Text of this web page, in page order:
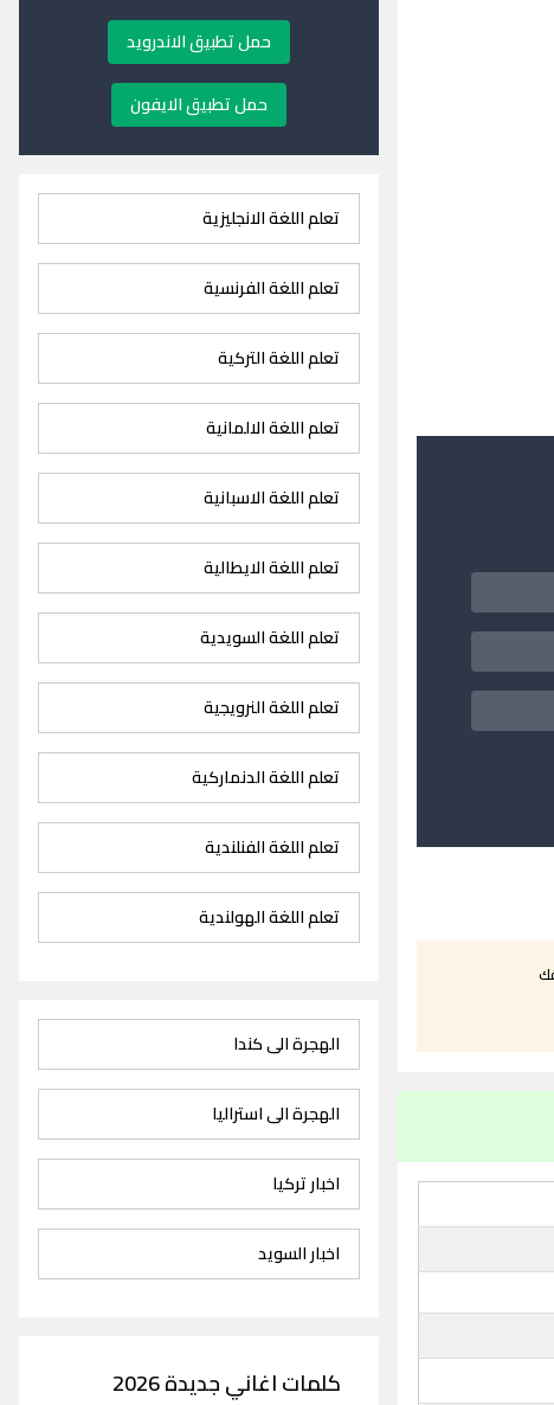
حمل تطبيق الاندرويد
حمل تطبيق الايفون
تعلم اللغة الانجليزية
تعلم اللغة الفرنسية
تعلم اللغة التركية
تعلم اللغة الالمانية
تعلم اللغة الاسبانية
تعلم اللغة الايطالية
تعلم اللغة السويدية
تعلم اللغة النرويجية
تعلم اللغة الدنماركية
تعلم اللغة الفنلندية
تعلم اللغة الهولندية
الهجرة الى كندا
الهجرة الى استراليا
اخبار تركيا
اخبار السويد
كلمات اغاني جديدة 2026